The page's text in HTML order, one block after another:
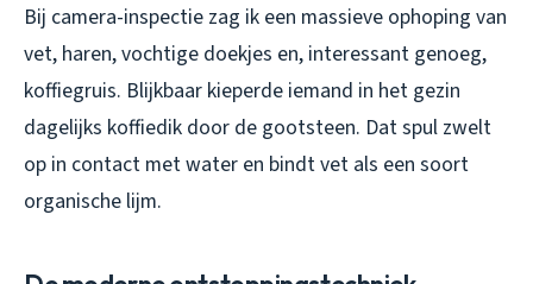
Bij camera-inspectie zag ik een massieve ophoping van
vet, haren, vochtige doekjes en, interessant genoeg,
koffiegruis. Blijkbaar kieperde iemand in het gezin
dagelijks koffiedik door de gootsteen. Dat spul zwelt
op in contact met water en bindt vet als een soort
organische lijm.